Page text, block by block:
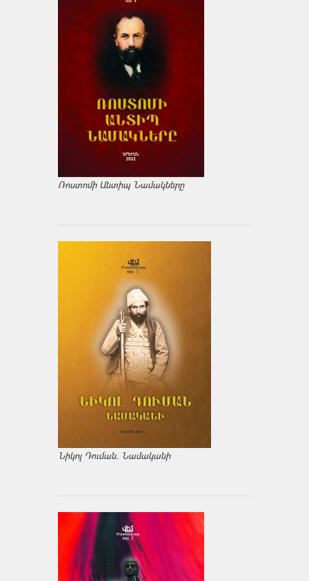
Ռոստոմի Անտիպ Նամակները
Նիկոլ Դուման. Նամականի